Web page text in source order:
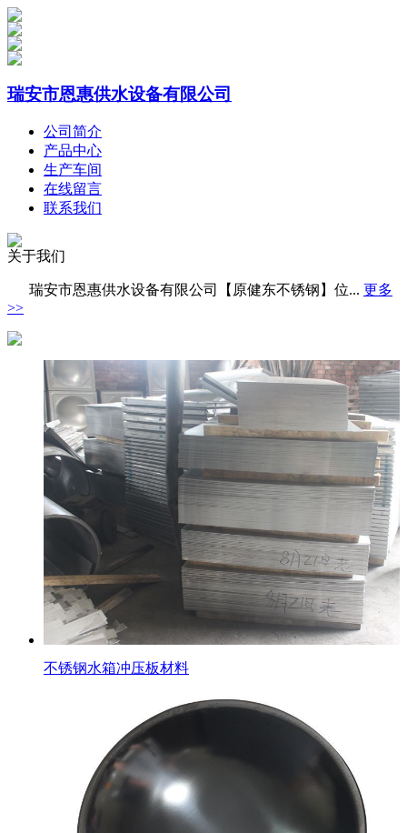
瑞安市恩惠供水设备有限公司
公司简介
产品中心
生产车间
在线留言
联系我们
关于我们
瑞安市恩惠供水设备有限公司【原健东不锈钢】位... 更多
>>
不锈钢水箱冲压板材料